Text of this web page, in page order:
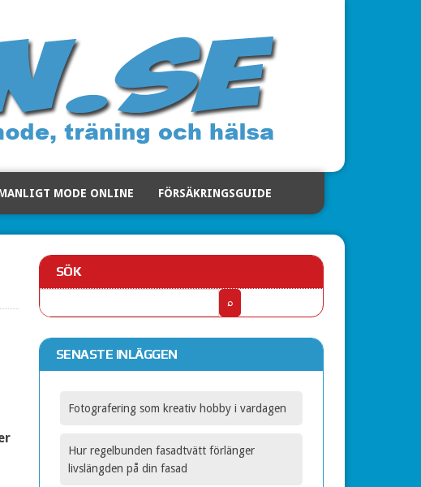
MODE ONLINE FÖRSÄKRINGSGUIDE
SÖK
SENASTE INLÄGGEN
Fotografering som kreativ hobby i vardagen
Hur regelbunden fasadtvätt förlänger
livslängden på din fasad